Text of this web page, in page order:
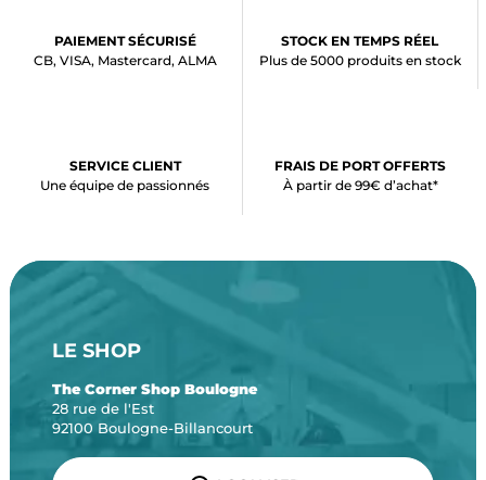
PAIEMENT SÉCURISÉ
CB, VISA, Mastercard, ALMA
STOCK EN TEMPS RÉEL
Plus de 5000 produits en stock
SERVICE CLIENT
Une équipe de passionnés
FRAIS DE PORT OFFERTS
À partir de 99€ d’achat*
LE SHOP
The Corner Shop Boulogne
28 rue de l'Est
92100 Boulogne-Billancourt